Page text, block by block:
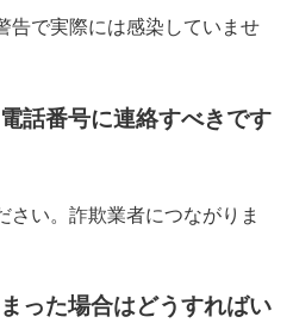
告で実際には感染していませ
話番号に連絡すべきです
さい。詐欺業者につながりま
った場合はどうすればい